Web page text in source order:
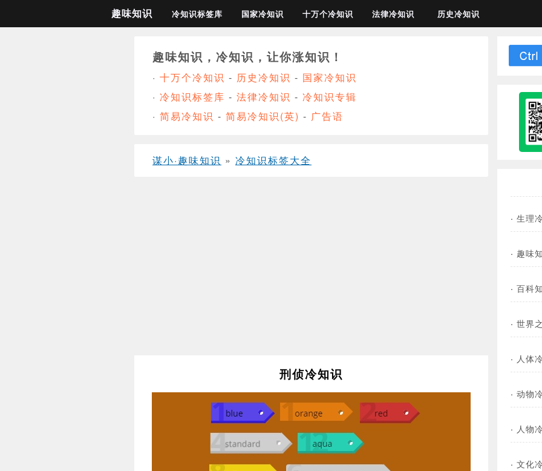
趣味知识 冷知识标签库 国家冷知识 十万个冷知识 法律冷知识 历史冷知识
趣味知识，冷知识，让你涨知识！
· 十万个冷知识 - 历史冷知识 - 国家冷知识
· 冷知识标签库 - 法律冷知识 - 冷知识专辑
· 简易冷知识 - 简易冷知识(英) - 广告语
谋小·趣味知识 » 冷知识标签大全
刑侦冷知识
· 生理
· 趣味
· 百科
· 世界
· 人体
· 动物
· 人物
· 文化